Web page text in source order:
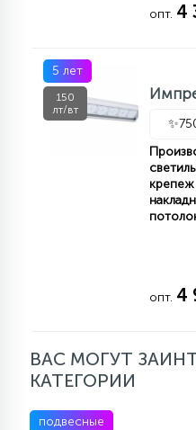
опт. 4
5 лет
150
лт/вт
✨
опт. 4
ВАС МОГУТ
КАТЕГОРИИ
подвесные